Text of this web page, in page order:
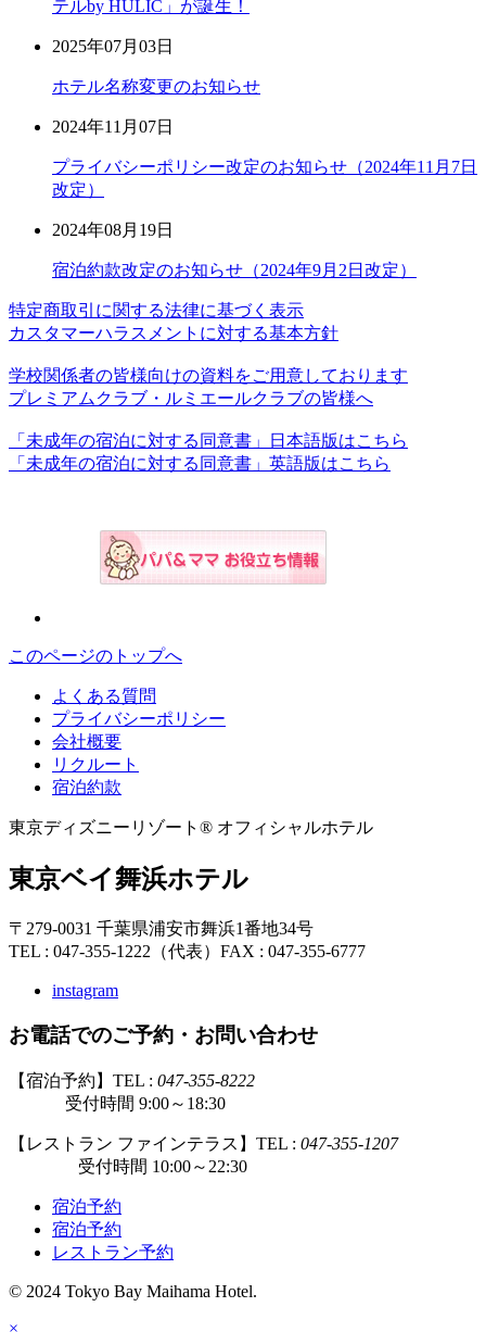
テルby HULIC」が誕生！
2025年07月03日
ホテル名称変更のお知らせ
2024年11月07日
プライバシーポリシー改定のお知らせ（2024年11月7日
改定）
2024年08月19日
宿泊約款改定のお知らせ（2024年9月2日改定）
特定商取引に関する法律に基づく表示
カスタマーハラスメントに対する基本方針
学校関係者の皆様向けの資料をご用意しております
プレミアムクラブ・ルミエールクラブの皆様へ
「未成年の宿泊に対する同意書」日本語版はこちら
「未成年の宿泊に対する同意書」英語版はこちら
このページのトップへ
よくある質問
プライバシーポリシー
会社概要
リクルート
宿泊約款
東京ディズニーリゾート® オフィシャルホテル
東京ベイ舞浜ホテル
〒279-0031 千葉県浦安市舞浜1番地34号
TEL : 047-355-1222（代表） FAX : 047-355-6777
instagram
お電話でのご予約・お問い合わせ
【宿泊予約】TEL : 047-355-8222
受付時間 9:00～18:30
【レストラン ファインテラス】TEL : 047-355-1207
受付時間 10:00～22:30
宿泊予約
宿泊予約
レストラン予約
© 2024 Tokyo Bay Maihama Hotel.
×